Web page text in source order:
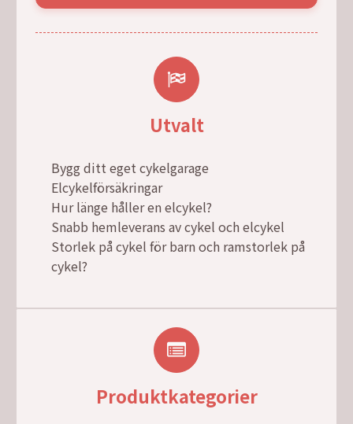
Utvalt
Bygg ditt eget cykelgarage
Elcykelförsäkringar
Hur länge håller en elcykel?
Snabb hemleverans av cykel och elcykel
Storlek på cykel för barn och ramstorlek på
cykel?
Produktkategorier